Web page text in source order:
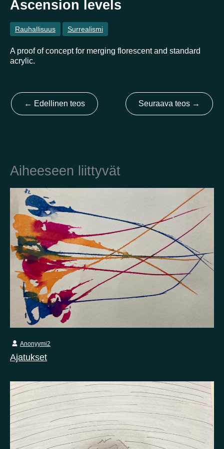
Kotimaa
Suomi Australia Brasilia Ei valittu
Ascension levels
Rauhallisuus Surrealismi
A proof of concept for merging florescent and standard
acrylic.
← Edellinen teos Seuraava teos →
Aiheeseen liittyvät
Ajatukset
Anonyymi2